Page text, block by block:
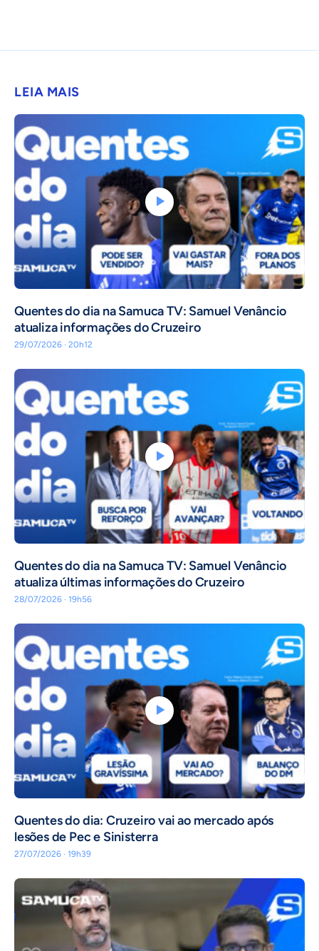
LEIA MAIS
Quentes do dia na Samuca TV: Samuel Venâncio
atualiza informações do Cruzeiro
29/07/2026 · 20h12
Quentes do dia na Samuca TV: Samuel Venâncio
atualiza últimas informações do Cruzeiro
28/07/2026 · 19h56
Quentes do dia: Cruzeiro vai ao mercado após
lesões de Pec e Sinisterra
27/07/2026 · 19h39